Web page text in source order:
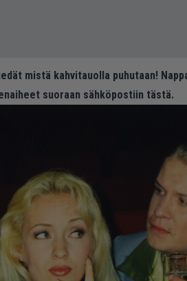
mistä kahvitauolla puhutaan!
suoraan sähköpostiin tästä.